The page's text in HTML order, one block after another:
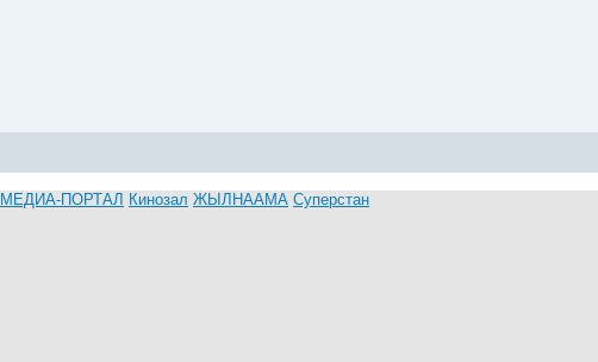
МЕДИА-ПОРТАЛ Кинозал ЖЫЛНААМА Суперстан